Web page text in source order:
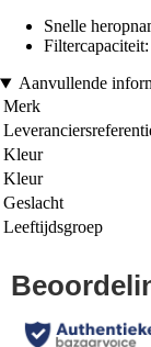
Snelle
Aanvullende
Merk
Kleur
Kleur
Geslacht
Leeftijdsgroep